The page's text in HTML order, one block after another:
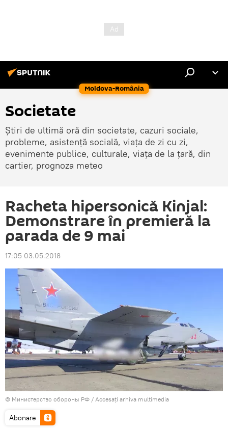
Moldova-România
Societate
Știri de ultimă oră din societate, cazuri sociale,
probleme, asistență socială, viața de zi cu zi,
evenimente publice, culturale, viața de la țară, din
cartier, prognoza meteo
Racheta hipersonică Kinjal:
Demonstrare în premieră la
parada de 9 mai
17:05 03.05.2018
© Министерство обороны РФ / Accesați arhiva multimedia
Abonare